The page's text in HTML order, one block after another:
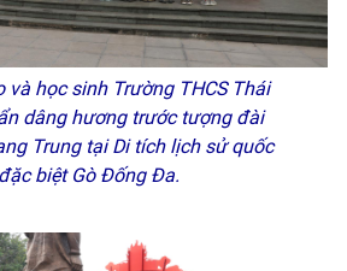
và học sinh Trường THCS Thái
dâng hương trước tượng đài
Trung tại Di tích lịch sử quốc
biệt Gò Đống Đa.